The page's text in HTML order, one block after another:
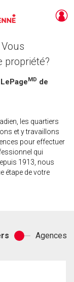
propriété?
MD de
les quartiers
et y travaillons
pour effectuer
qui
1913, nous
étape de votre
COURTIERS
Agences